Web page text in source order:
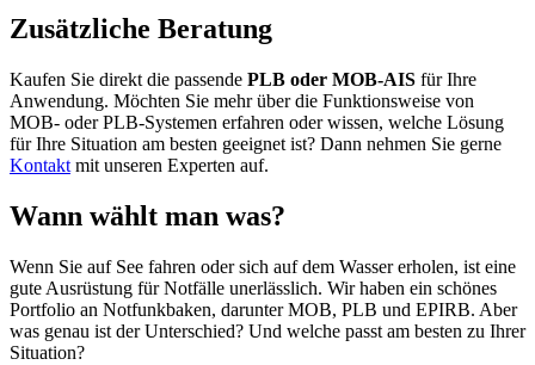
Zusätzliche Beratung
Kaufen Sie direkt die passende PLB oder MOB-AIS für Ihre
Anwendung. Möchten Sie mehr über die Funktionsweise von
MOB- oder PLB-Systemen erfahren oder wissen, welche Lösung
für Ihre Situation am besten geeignet ist? Dann nehmen Sie gerne
Kontakt mit unseren Experten auf.
Wann wählt man was?
Wenn Sie auf See fahren oder sich auf dem Wasser erholen, ist eine
gute Ausrüstung für Notfälle unerlässlich. Wir haben ein schönes
Portfolio an Notfunkbaken, darunter MOB, PLB und EPIRB. Aber
was genau ist der Unterschied? Und welche passt am besten zu Ihrer
Situation?